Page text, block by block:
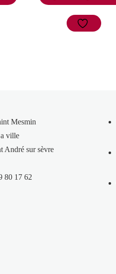
Mesmin
ville
André sur sèvre
80 17 62